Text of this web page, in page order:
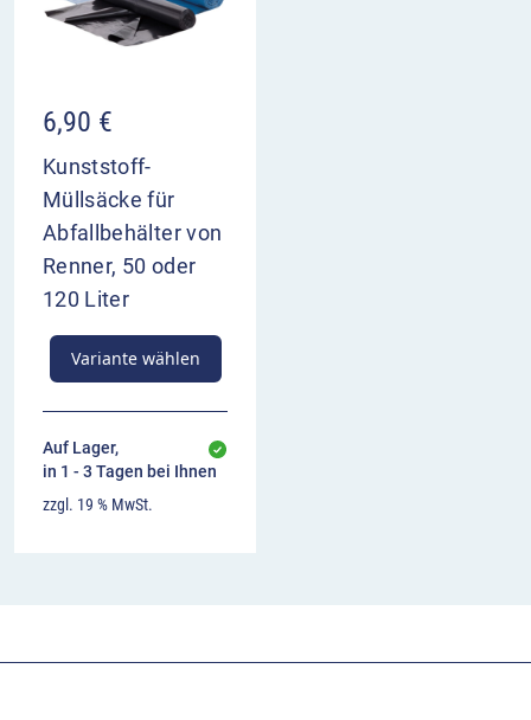
6,90 €
Kunststoff-
Müllsäcke für
Abfallbehälter von
Renner, 50 oder
120 Liter
Variante wählen
Auf Lager,
in 1 - 3 Tagen bei Ihnen
zzgl. 19 % MwSt.